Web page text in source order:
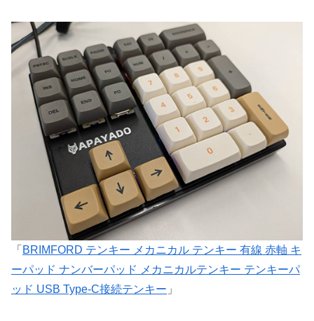
「 BRIMFORD テンキー メカニカル テンキー 有線 赤軸 キ
ーパッド ナンバーパッド メカニカルテンキー テンキーパ
ッド USB Type-C接続テンキー 」